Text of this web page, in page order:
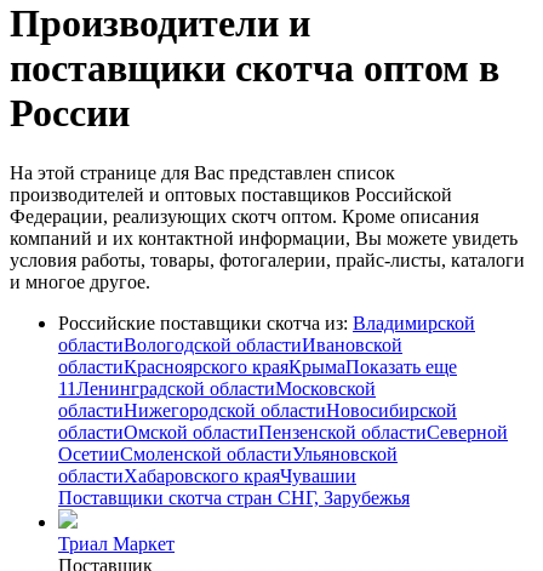
Производители и
поставщики скотча оптом в
России
На этой странице для Вас представлен список
производителей и оптовых поставщиков Российской
Федерации, реализующих скотч оптом. Кроме описания
компаний и их контактной информации, Вы можете увидеть
условия работы, товары, фотогалерии, прайс-листы, каталоги
и многое другое.
Российские поставщики скотча из: Владимирской
областиВологодской областиИвановской
областиКрасноярского краяКрымаПоказать еще
11Ленинградской областиМосковской
областиНижегородской областиНовосибирской
областиОмской областиПензенской областиСеверной
ОсетииСмоленской областиУльяновской
областиХабаровского краяЧувашии
Поставщики скотча стран СНГ, Зарубежья
Триал Маркет
Поставщик